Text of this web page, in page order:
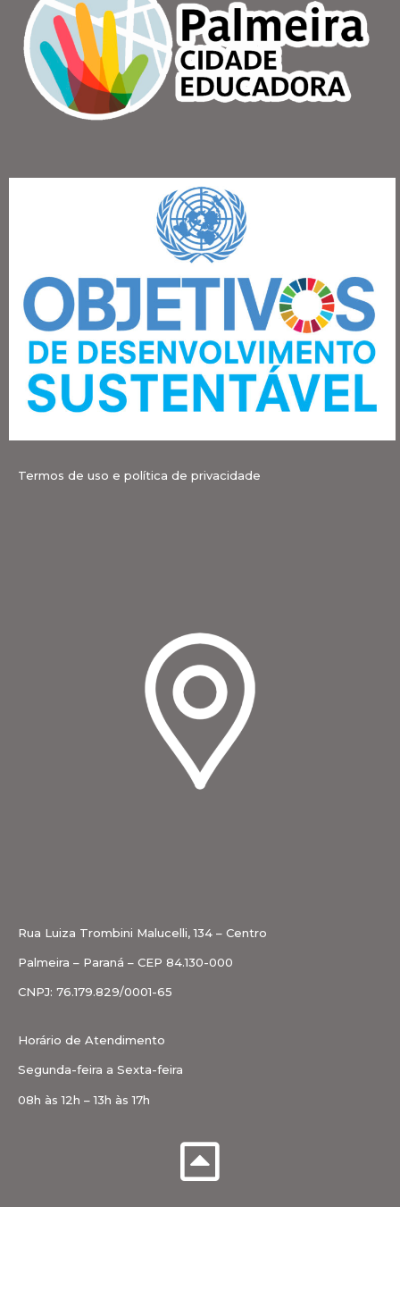
Termos de uso e política de privacidade
Rua Luiza Trombini Malucelli, 134 – Centro
Palmeira – Paraná – CEP 84.130-000
CNPJ: 76.179.829/0001-65
Horário de Atendimento
Segunda-feira a Sexta-feira
08h às 12h – 13h às 17h